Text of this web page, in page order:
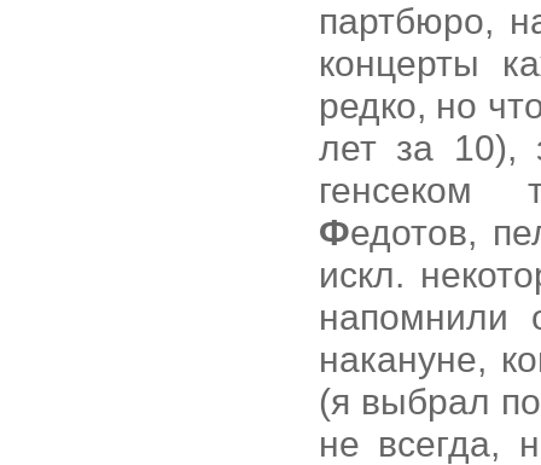
партбюро,
концерты
редко, но
лет за 10),
генсеком
Федотов,
искл.
напомнили
накануне,
(я выбрал
не всегда,